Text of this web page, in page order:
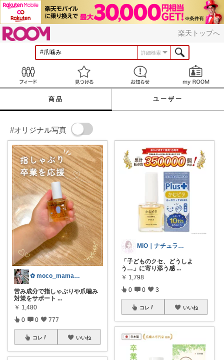
楽天トップへ
詳細検索
見つける お知らせ
商品 ユーザー
#オリジナル写真
✿ moco_mama_life ✿
苦み成分で指しゃぶりや爪噛み
対策をサポート ...
￥ 1,480
0 0 777
コレ いいね
MiO｜ナチュラル雑貨と心地よい暮らし
「子どものクセ、どうしよ
う…」に寄り添う感 ...
￥ 1,798
0 0 3
コレ いいね